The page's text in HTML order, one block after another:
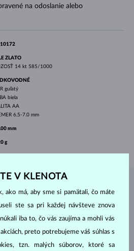
na odoslanie alebo
ZLATO
14 kt 585/1000
guľatý
biela
AA
6.5-7.0 mm
mm
g
KLENOTA
V KLENOTA
ako má, aby sme si pamätali, čo máte
ste sa pri každej návšteve znova
iba to, čo vás zaujíma a mohli vás
preto potrebujeme váš súhlas s
tzn. malých súborov, ktoré sa